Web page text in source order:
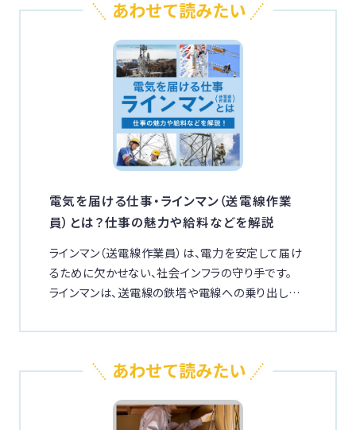
電気を届ける仕事・ラインマン（送電線作業
員）とは？仕事の魅力や給料などを解説
ラインマン（送電線作業員）は、電力を安定して届け
るために欠かせない、社会インフラの守り手です。
ラインマンは、送電線の鉄塔や電線への乗り出し…